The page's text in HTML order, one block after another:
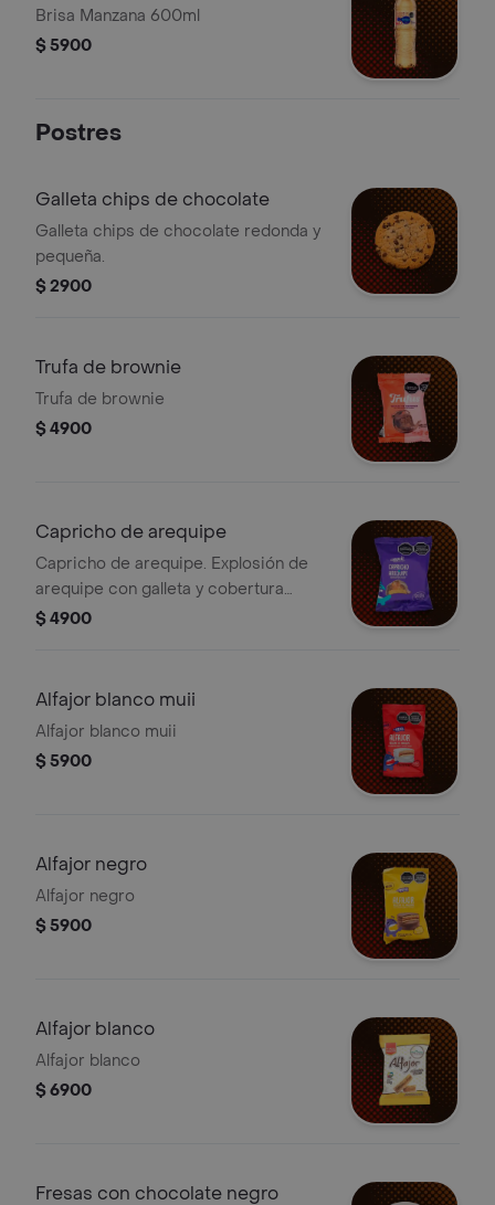
Brisa Manzana 600ml
$ 5900
Postres
Galleta chips de chocolate
Galleta chips de chocolate redonda y
pequeña.
$ 2900
Trufa de brownie
Trufa de brownie
$ 4900
Capricho de arequipe
Capricho de arequipe. Explosión de
arequipe con galleta y cobertura
sabor a chocolate, 35g.
$ 4900
Alfajor blanco muii
Alfajor blanco muii
$ 5900
Alfajor negro
Alfajor negro
$ 5900
Alfajor blanco
Alfajor blanco
$ 6900
Fresas con chocolate negro